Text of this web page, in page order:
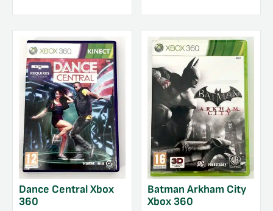
Dance Central Xbox
360
Batman Arkham City
Xbox 360